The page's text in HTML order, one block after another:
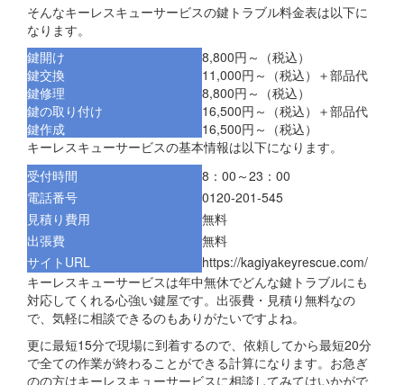
そんなキーレスキューサービスの鍵トラブル料金表は以下に
なります。
鍵開け
8,800円～（税込）
鍵交換
11,000円～（税込）＋部品代
鍵修理
8,800円～（税込）
鍵の取り付け
16,500円～（税込）＋部品代
鍵作成
16,500円～（税込）
キーレスキューサービスの基本情報は以下になります。
受付時間
8：00～23：00
電話番号
0120-201-545
見積り費用
無料
出張費
無料
サイトURL
https://kagiyakeyrescue.com/
キーレスキューサービスは年中無休でどんな鍵トラブルにも
対応してくれる心強い鍵屋です。出張費・見積り無料なの
で、気軽に相談できるのもありがたいですよね。
更に最短15分で現場に到着するので、依頼してから最短20分
で全ての作業が終わることができる計算になります。お急ぎ
のの方はキーレスキューサービスに相談してみてはいかがで